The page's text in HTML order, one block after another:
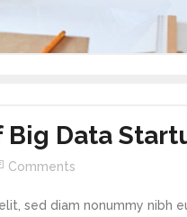
Big Data
Comments
sed diam nonummy nibh